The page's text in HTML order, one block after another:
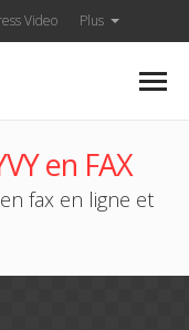
Video Plus
en FAX
fax en ligne et